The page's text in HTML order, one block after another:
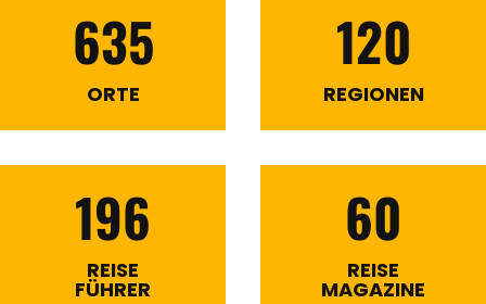
635
ORTE
120
REGIONEN
196
REISE
FÜHRER
60
REISE
MAGAZINE